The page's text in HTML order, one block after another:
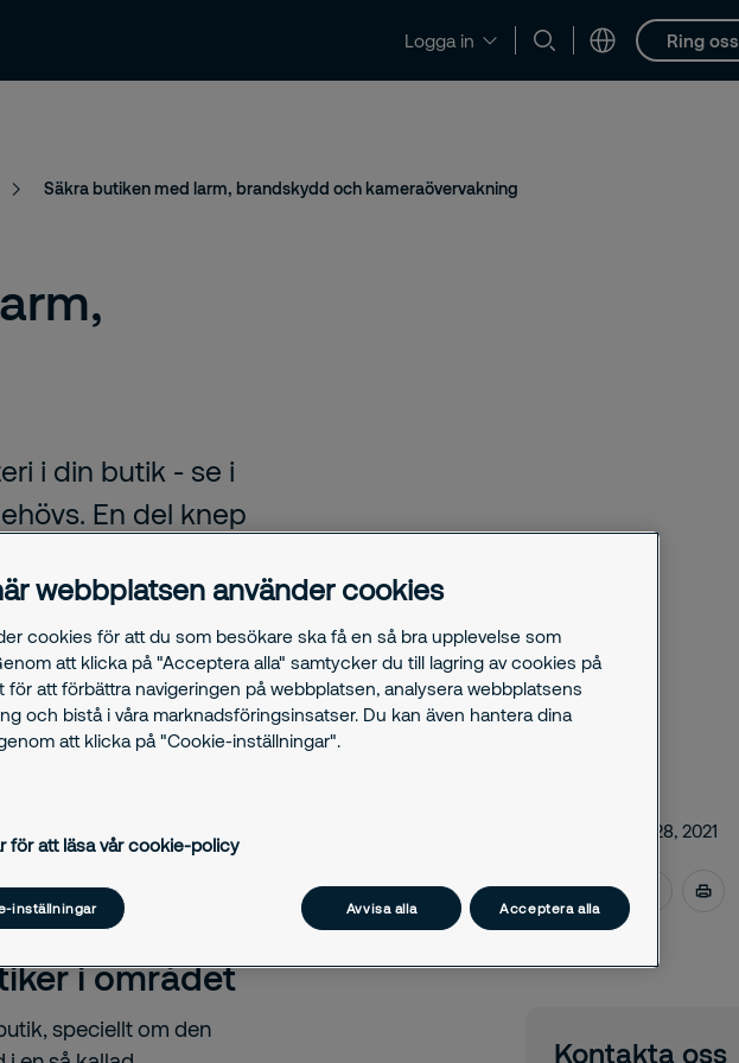
Logga in Ring oss
Nyheter och insikter Kontakt och support Karriär
Säkra butiken med larm, brandskydd och kameraövervakning
i din butik - se i
En del knep
du behöva
dig genom de
för dig som
med trygg
i området
speciellt om den
december 28, 2021
Kontakta oss
webbplatsen använder cookies
cookies för att du som besökare ska få en så bra upplevelse som
att klicka på "Acceptera alla" samtycker du till lagring av cookies på
för att förbättra navigeringen på webbplatsen, analysera webbplatsens
och bistå i våra marknadsföringsinsatser. Du kan även hantera dina
att klicka på "Cookie-inställningar".
för att läsa vår cookie-policy
inställningar Avvisa alla Acceptera alla